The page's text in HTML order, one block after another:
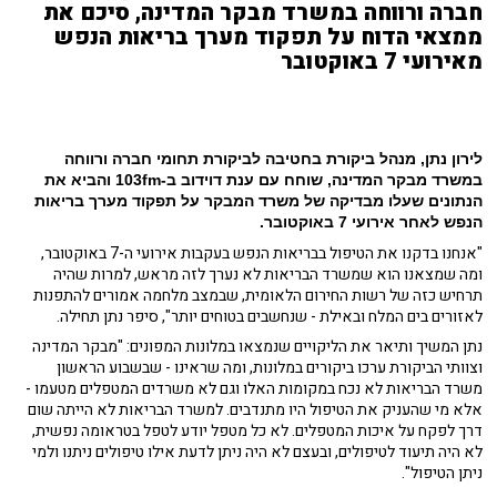
חברה ורווחה במשרד מבקר המדינה, סיכם את
ממצאי הדוח על תפקוד מערך בריאות הנפש
מאירועי 7 באוקטובר
לירון נתן, מנהל ביקורת בחטיבה לביקורת תחומי חברה ורווחה
במשרד מבקר המדינה, שוחח עם ענת דוידוב ב-103fm והביא את
הנתונים שעלו מבדיקה של משרד המבקר על תפקוד מערך בריאות
הנפש לאחר אירועי 7 באוקטובר.
"אנחנו בדקנו את הטיפול בבריאות הנפש בעקבות אירועי ה-7 באוקטובר,
ומה שמצאנו הוא שמשרד הבריאות לא נערך לזה מראש, למרות שהיה
תרחיש כזה של רשות החירום הלאומית, שבמצב מלחמה אמורים להתפנות
לאזורים בים המלח ובאילת - שנחשבים בטוחים יותר", סיפר נתן תחילה.
נתן המשיך ותיאר את הליקויים שנמצאו במלונות המפונים: "מבקר המדינה
וצוותי הביקורת ערכו ביקורים במלונות, ומה שראינו - שבשבוע הראשון
משרד הבריאות לא נכח במקומות האלו וגם לא משרדים המטפלים מטעמו -
אלא מי שהעניק את הטיפול היו מתנדבים. למשרד הבריאות לא הייתה שום
דרך לפקח על איכות המטפלים. לא כל מטפל יודע לטפל בטראומה נפשית,
לא היה תיעוד לטיפולים, ובעצם לא היה ניתן לדעת אילו טיפולים ניתנו ולמי
ניתן הטיפול".